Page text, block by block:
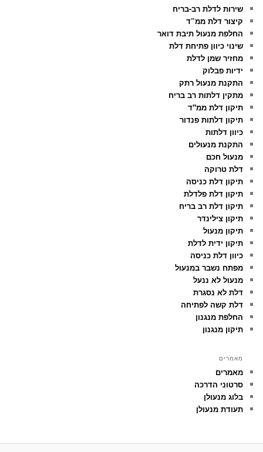
שירות לדלת רב-בריח
קיצור דלת ממ”ד
החלפת מנעול תיבת דואר
שינוי כיוון פתיחת דלת
מחזיר שמן לדלת
ידיות פבלוק
התקנת מנעול רתק
מתקין דלתות רב בריח
תיקון דלת ממ"ד
תיקון דלתות פנדור
כיוון דלתות
התקנת מנעולים
מנעול חכם
דלת טרוקה
תיקון דלת כניסה
תיקון דלת פלדלת
תיקון דלת רב בריח
תיקון צילינדר
תיקון מנעול
תיקון ידית לדלת
כיוון דלת כניסה
מפתח נשבר במנעול
מנעול לא ננעל
דלת לא נסגרת
דלת קשה לפתיחה
החלפת מנגנון
תיקון מנגנון
מאמרים
מאמרים
סרטוני הדרכה
בלוג מנעולן
תעודת מנעולן